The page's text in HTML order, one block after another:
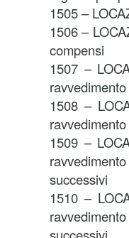
1505 –
1506 –
compensi
1507 –
1508 –
1509 –
successivi
1510 –